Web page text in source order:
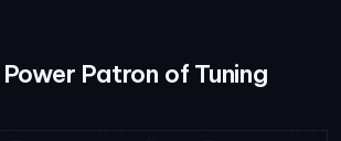
Patron of Tuning